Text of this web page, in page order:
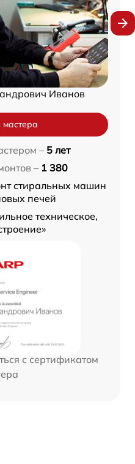
Иванов
мастера
– 5 лет
– 1 380
стиральных машин
печей
техническое,
с сертификатом